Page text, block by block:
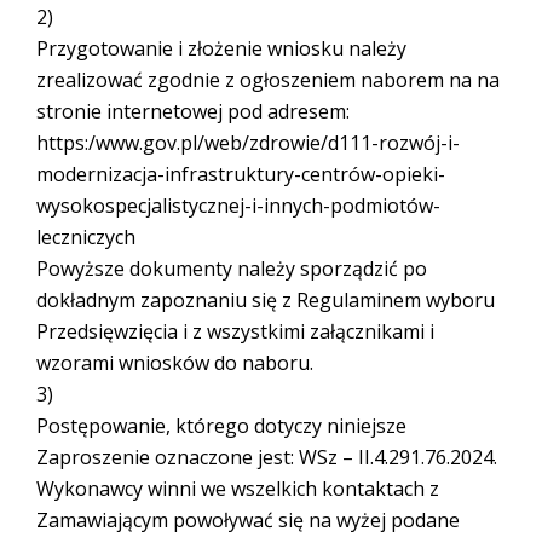
2)
Przygotowanie i złożenie wniosku należy
zrealizować zgodnie z ogłoszeniem naborem na na
stronie internetowej pod adresem:
https:/www.gov.pl/web/zdrowie/d111-rozwój-i-
modernizacja-infrastruktury-centrów-opieki-
wysokospecjalistycznej-i-innych-podmiotów-
leczniczych
Powyższe dokumenty należy sporządzić po
dokładnym zapoznaniu się z Regulaminem wyboru
Przedsięwzięcia i z wszystkimi załącznikami i
wzorami wniosków do naboru.
3)
Postępowanie, którego dotyczy niniejsze
Zaproszenie oznaczone jest: WSz – II.4.291.76.2024.
Wykonawcy winni we wszelkich kontaktach z
Zamawiającym powoływać się na wyżej podane